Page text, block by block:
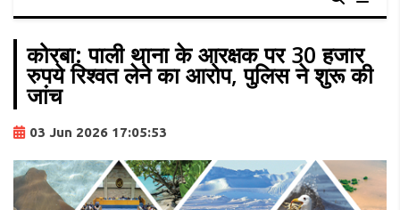
कोरबा: पाली थाना के आरक्षक पर 30 हजार
रुपये रिश्वत लेने का आरोप, पुलिस ने शुरू की
जांच
03 Jun 2026 17:05:53